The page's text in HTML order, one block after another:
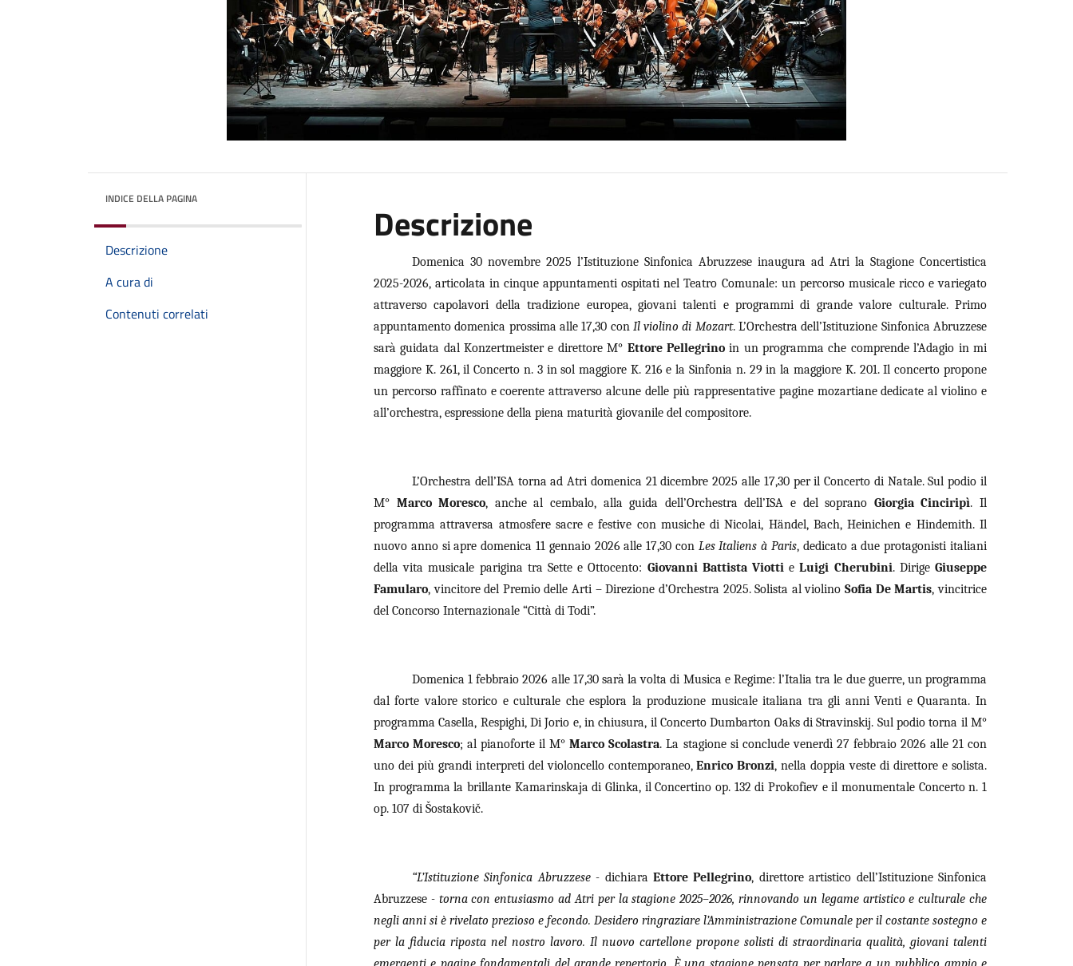
INDICE DELLA PAGINA
Descrizione
A cura di
Contenuti correlati
Descrizione
Domenica 30 novembre 2025 l’Istituzione Sinfonica Abruzzese inaugura ad Atri la Stagione Concertistica
2025-2026, articolata in cinque appuntamenti ospitati nel Teatro Comunale: un percorso musicale ricco e variegato
attraverso capolavori della tradizione europea, giovani talenti e programmi di grande valore culturale. Primo
appuntamento domenica prossima alle 17,30 con Il violino di Mozart. L’Orchestra dell’Istituzione Sinfonica Abruzzese
sarà guidata dal Konzertmeister e direttore M° Ettore Pellegrinoin un programma che comprende l’Adagio in mi
maggiore K. 261, il Concerto n. 3 in sol maggiore K. 216 e la Sinfonia n. 29 in la maggiore K. 201. Il concerto propone
un percorso raffinato e coerente attraverso alcune delle più rappresentative pagine mozartiane dedicate al violino e
all’orchestra, espressione della piena maturità giovanile del compositore.
L’Orchestra dell’ISA torna ad Atri domenica 21 dicembre 2025 alle 17,30 per il Concerto di Natale. Sul podio il
M° Marco Moresco, anche al cembalo, alla guida dell’Orchestra dell’ISA e del soprano Giorgia Cinciripì. Il
programma attraversa atmosfere sacre e festive con musiche di Nicolai, Händel, Bach, Heinichen e Hindemith. Il
nuovo anno si apre domenica 11 gennaio 2026 alle 17,30 con Les Italiens à Paris, dedicato a due protagonisti italiani
della vita musicale parigina tra Sette e Ottocento: Giovanni Battista Viotti eLuigi Cherubini. DirigeGiuseppe
Famularo, vincitore del Premio delle Arti – Direzione d’Orchestra 2025. Solista al violinoSofia De Martis, vincitrice
del Concorso Internazionale “Città di Todi”.
Domenica 1 febbraio 2026 alle 17,30 sarà la volta di Musica e Regime: l’Italia tra le due guerre, un programma
dal forte valore storico e culturale che esplora la produzione musicale italiana tra gli anni Venti e Quaranta. In
programma Casella, Respighi, Di Jorio e, in chiusura, il Concerto Dumbarton Oaks di Stravinskij. Sul podio torna il M°
Marco Moresco; al pianoforte il M°Marco Scolastra. La stagione si conclude venerdì 27 febbraio 2026 alle 21 con
uno dei più grandi interpreti del violoncello contemporaneo,Enrico Bronzi, nella doppia veste di direttore e solista.
In programma la brillante Kamarinskaja di Glinka, il Concertino op. 132 di Prokofiev e il monumentale Concerto n. 1
op. 107 di Šostakovič.
“L’Istituzione Sinfonica Abruzzese - dichiara Ettore Pellegrino, direttore artistico dell’Istituzione Sinfonica
Abruzzese- torna con entusiasmo ad Atri per la stagione 2025–2026, rinnovando un legame artistico e culturale che
negli anni si è rivelato prezioso e fecondo. Desidero ringraziare l’Amministrazione Comunale per il costante sostegno e
per la fiducia riposta nel nostro lavoro. Il nuovo cartellone propone solisti di straordinaria qualità, giovani talenti